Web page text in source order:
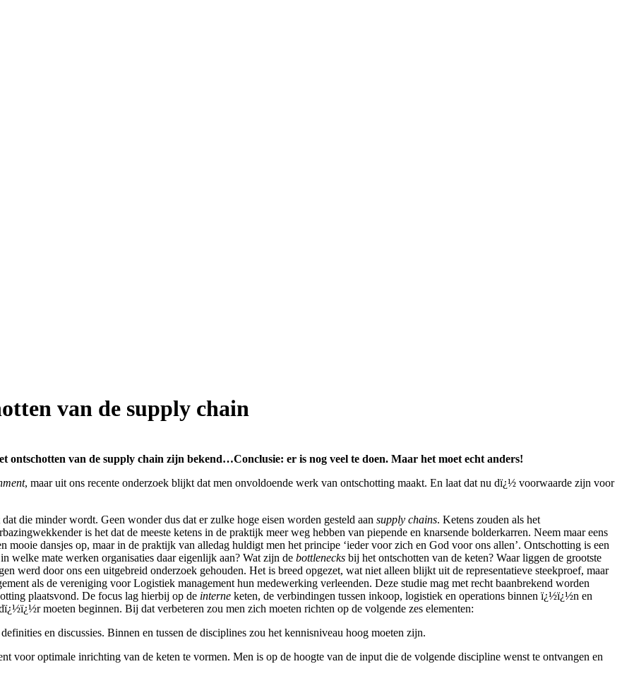
van de supply chain
ontschotten van de supply chain zijn bekend…Conclusie: er is nog veel te doen. Maar het moet echt anders!
, maar uit ons recente onderzoek blijkt dat men onvoldoende werk van ontschotting maakt. En laat dat nu dï¿½ voorwaarde zijn voor
die minder wordt. Geen wonder dus dat er zulke hoge eisen worden gesteld aan supply chains. Ketens zouden als het
is het dat de meeste ketens in de praktijk meer weg hebben van piepende en knarsende bolderkarren. Neem maar eens
dansjes op, maar in de praktijk van alledag huldigt men het principe ‘ieder voor zich en God voor ons allen’. Ontschotting is een
welke mate werken organisaties daar eigenlijk aan? Wat zijn de bottlenecks bij het ontschotten van de keten? Waar liggen de grootste
werd door ons een uitgebreid onderzoek gehouden. Het is breed opgezet, wat niet alleen blijkt uit de representatieve steekproef, maar
als de vereniging voor Logistiek management hun medewerking verleenden. Deze studie mag met recht baanbrekend worden
plaatsvond. De focus lag hierbij op de interne keten, de verbindingen tussen inkoop, logistiek en operations binnen ï¿½ï¿½n en
moeten beginnen. Bij dat verbeteren zou men zich moeten richten op de volgende zes elementen:
en discussies. Binnen en tussen de disciplines zou het kennisniveau hoog moeten zijn.
voor optimale inrichting van de keten te vormen. Men is op de hoogte van de input die de volgende discipline wenst te ontvangen en